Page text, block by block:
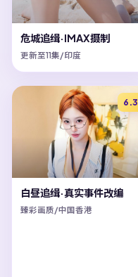
危城追缉·IMAX摄制
更新至11集/印度
6.3
白昼追缉·真实事件改编
臻彩画质/中国香港